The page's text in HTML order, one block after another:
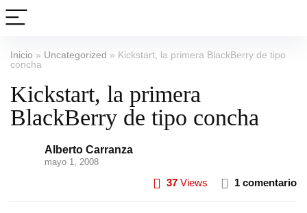
Inicio » Uncategorized » Kickstart, la primera BlackBerry de tipo
concha
Kickstart, la primera
BlackBerry de tipo concha
Alberto Carranza
mayo 1, 2008
37 Views 1 comentario